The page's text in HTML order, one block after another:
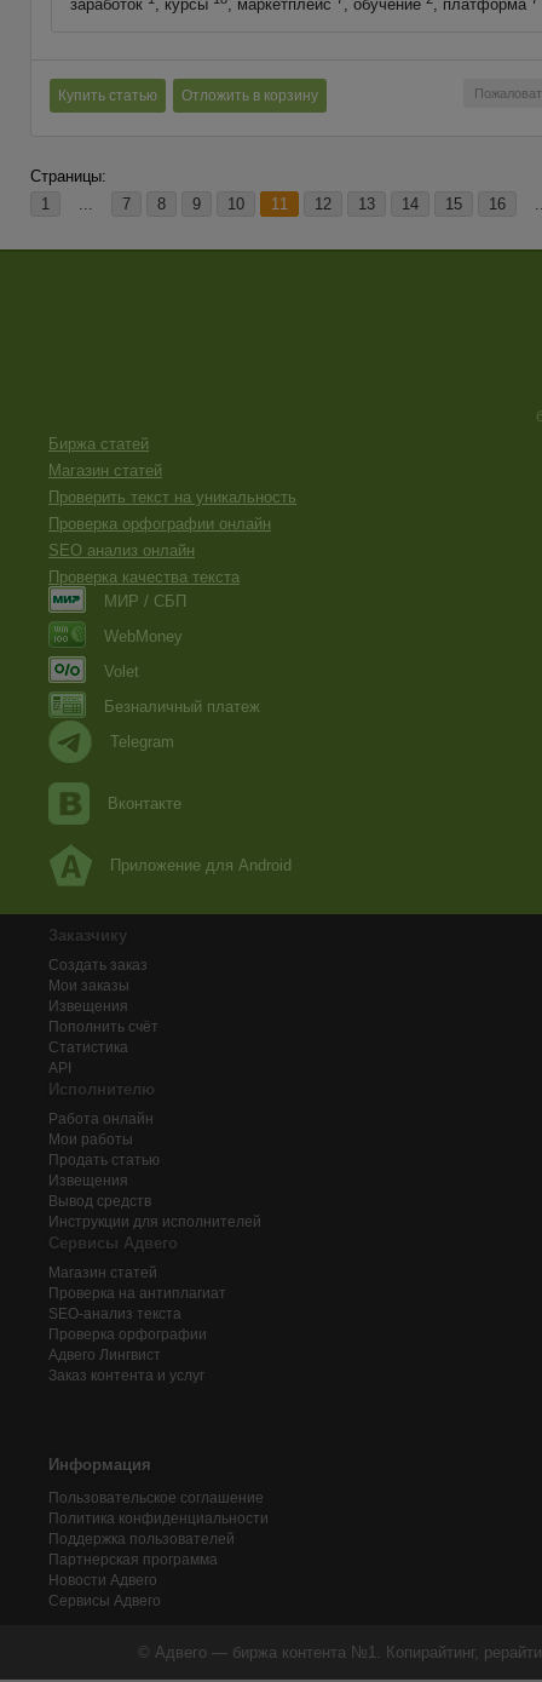
заработок , курсы , маркетплейс , обучение , платформа
Купить статью Отложить в корзину
Страницы:
1
... 7 8 9 10 11 12 13 14 15 16
Биржа статей
Магазин статей
Проверить текст на уникальность
Проверка орфографии онлайн
SEO анализ онлайн
Проверка качества текста
МИР / СБП
WebMoney
Volet
Безналичный платеж
Telegram
Вконтакте
Приложение для Android
Заказчику
Создать заказ
Мои заказы
Извещения
Пополнить счёт
Статистика
API
Исполнителю
Работа онлайн
Мои работы
Продать статью
Извещения
Вывод средств
Инструкции для исполнителей
Сервисы Адвего
Магазин статей
Проверка на антиплагиат
SEO-анализ текста
Проверка орфографии
Адвего Лингвист
Заказ контента и услуг
Информация
Пользовательское соглашение
Политика конфиденциальности
Поддержка пользователей
Партнерская программа
Новости Адвего
Сервисы Адвего
© Адвего — биржа контента №1. Копирайтинг,